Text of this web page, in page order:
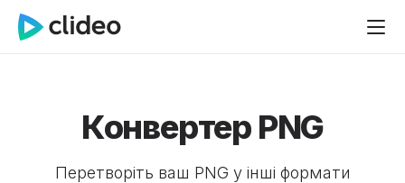
Конвертер PNG
Перетворіть ваш PNG у інші формати